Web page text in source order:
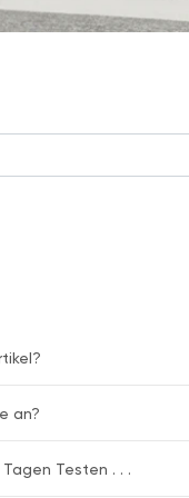
an?
Testen . . .